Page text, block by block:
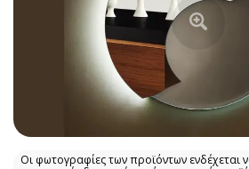
Οι φωτογραφίες των προϊόντων ενδέχεται